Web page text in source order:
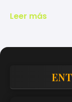
Leer más